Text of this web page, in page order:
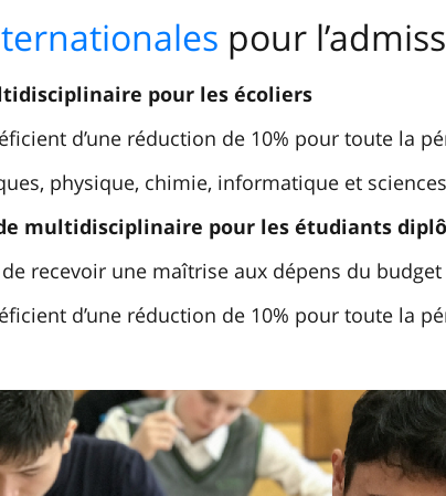
pour
pour les écoliers
d’une réduction de 10% pour toute la
physique, chimie, informatique et
multidisciplinaire pour les étudiants
recevoir une maîtrise aux dépens du
d’une réduction de 10% pour toute la